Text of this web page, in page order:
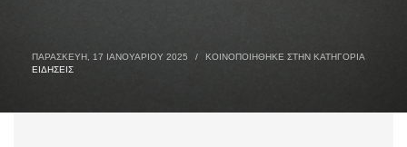
ΠΑΡΑΣΚΕΥΉ, 17 ΙΑΝΟΥΑΡΊΟΥ 2025 /
ΚΟΙΝΟΠΟΙΉΘΗΚΕ ΣΤΗΝ ΚΑΤΗΓΟΡΊΑ
ΕΙΔΉΣΕΙΣ